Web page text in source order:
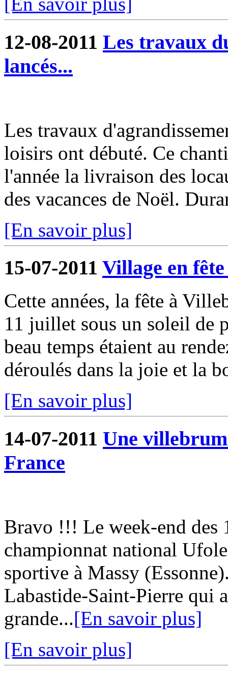
12-08-2011 Les travaux
lancés...
Les travaux
loisirs ont débuté. Ce
l'année la livraison des
des vacances de Noël.
[En savoir plus]
15-07-2011 Village en
Cette années, la fête à
11 juillet sous un soleil de
beau temps étaient au
déroulés dans la joie et la
[En savoir plus]
14-07-2011 Une
France
Bravo !!! Le week-end des
championnat national
sportive à Massy
Labastide-Saint-Pierre qui
grande...[En savoir plus]
[En savoir plus]